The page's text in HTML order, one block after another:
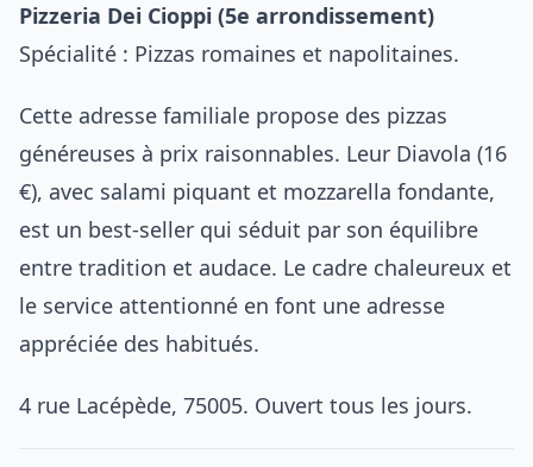
Pizzeria Dei Cioppi (5e arrondissement)
Spécialité : Pizzas romaines et napolitaines.
Cette adresse familiale propose des pizzas
généreuses à prix raisonnables. Leur Diavola (16
€), avec salami piquant et mozzarella fondante,
est un best-seller qui séduit par son équilibre
entre tradition et audace. Le cadre chaleureux et
le service attentionné en font une adresse
appréciée des habitués.
4 rue Lacépède, 75005. Ouvert tous les jours.